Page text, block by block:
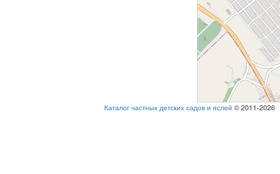
Каталог частных детских садов и яслей © 2011-2026